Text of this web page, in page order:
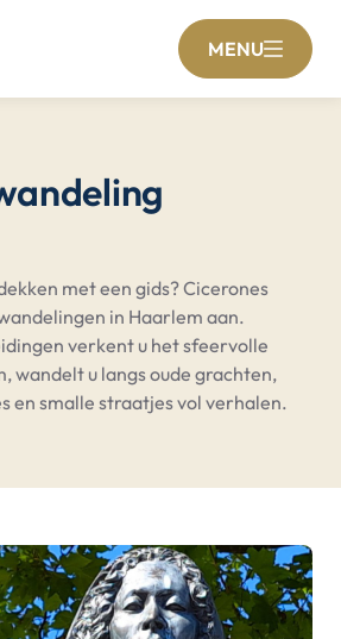
MENU
met een gids? Cicerones
in Haarlem aan.
verkent u het sfeervolle
wandelt u langs oude grachten,
en smalle straatjes vol verhalen.